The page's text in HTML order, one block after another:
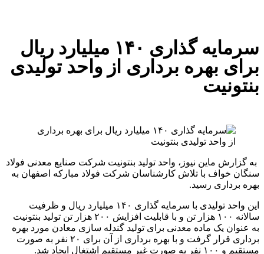
سرمایه گذاری ۱۴۰ میلیارد ریال
برای بهره برداری از واحد تولیدی
بنتونیت
به گزارش ماین نیوز، واحد تولید بنتونیت شرکت صنایع معدنی فولاد
سنگان خواف با تلاش کارشناسان شرکت فولاد مبارکه اصفهان به
بهره برداری رسید.
این واحد تولیدی با سرمایه گذاری ۱۴۰ میلیارد ریال و ظرفیت
سالانه ۱۰۰ هزار تن و با قابلیت افزایش ۲۰۰ هزار تن تولید بنتونیت
به عنوان یک ماده معدنی برای تولید گندله سازی معادن مورد بهره
برداری قرار گرفت و با بهره برداری از آن برای ۲۰ نفر به صورت
مستقیم و ۱۰۰ نفر به صورت غیر مستقیم اشتغال ایجاد شد.